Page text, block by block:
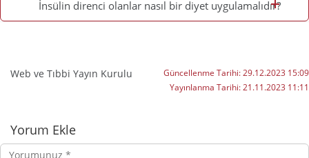
İnsülin direnci olanlar nasıl bir diyet uygulamalıdır?
Web ve Tıbbi Yayın Kurulu Güncellenme Tarihi:29.12.2023 15:09
Yayınlanma Tarihi:21.11.2023 11:11
Yorumlar
Yorum Ekle
Yorumunuz